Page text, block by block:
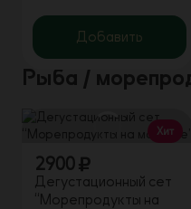
Добавить
Рыба /
2900
Дегустационный сет
“Морепродукты на
Хит